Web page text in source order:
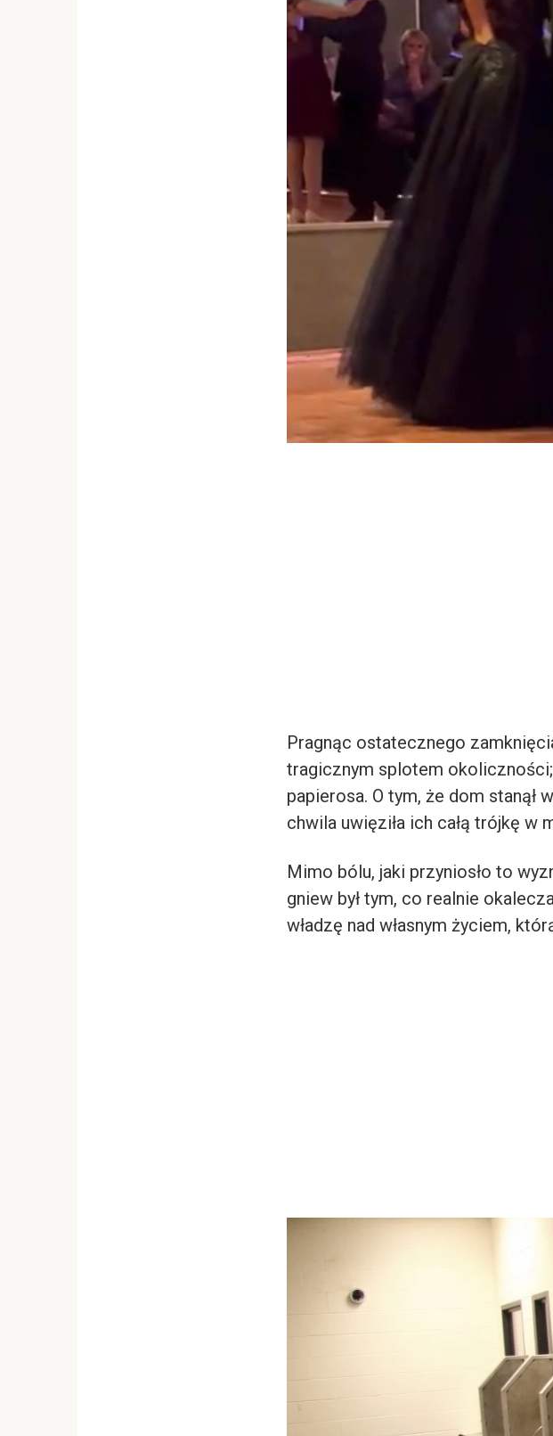
Pragnąc ostatecznego
tragicznym splotem okoliczności;
papierosa. O tym, że dom stanął
chwila uwięziła ich całą trójkę w
Mimo bólu, jaki przyniosło to
gniew był tym, co realnie
władzę nad własnym życiem,